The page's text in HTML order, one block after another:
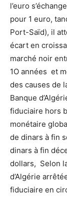
l’euro
pour 1 euro,
Port-Saïd), il
écart en
marché noir
1O années et
des causes de
Banque
fiduciaire hors
monétaire
de dinars à fin
dinars à fin
dollars, Selon
d’Algérie
fiduciaire en